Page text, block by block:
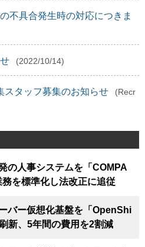
不具合発生時の対応につきま
(2022/10/14)
スタッフ募集のお知らせ
(Recr
の人事システムを「COMPA
を標準化し法改正に追従
バー仮想化基盤を「OpenShi
新、5年間の費用を2割減